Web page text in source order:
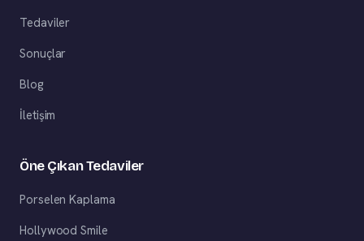
Tedaviler
Sonuçlar
Blog
İletişim
Öne Çıkan Tedaviler
Porselen Kaplama
Hollywood Smile